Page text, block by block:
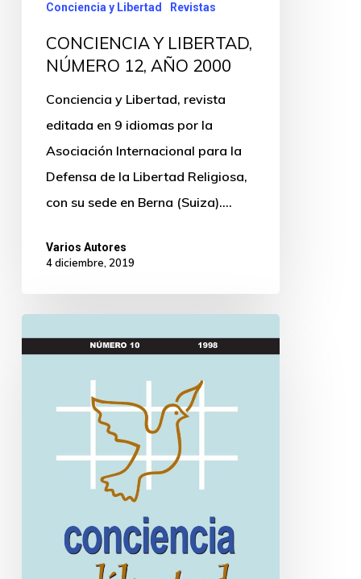
Conciencia y Libertad Revistas
CONCIENCIA Y LIBERTAD,
NÚMERO 12, AÑO 2000
Conciencia y Libertad, revista
editada en 9 idiomas por la
Asociación Internacional para la
Defensa de la Libertad Religiosa,
con su sede en Berna (Suiza).…
Varios Autores
4 diciembre, 2019